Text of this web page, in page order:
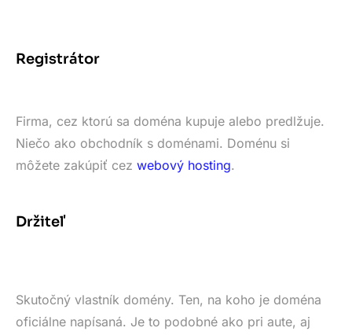
Registrátor
Firma, cez ktorú sa doména kupuje alebo predlžuje.
Niečo ako obchodník s doménami. Doménu si
môžete zakúpiť cez webový hosting.
Držiteľ
Skutočný vlastník domény. Ten, na koho je doména
oficiálne napísaná. Je to podobné ako pri aute, aj